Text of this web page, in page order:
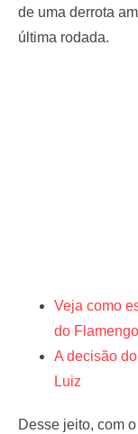
de uma derrota
última rodada.
Veja como
do
A decisão
Luiz
Desse jeito, com